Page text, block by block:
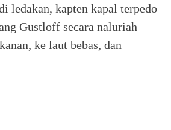
ledakan, kapten kapal terpedo
Gustloff secara naluriah
ke laut bebas, dan